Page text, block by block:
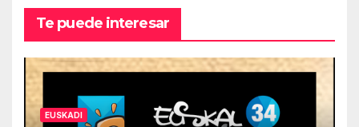
Te puede interesar
EUSKADI